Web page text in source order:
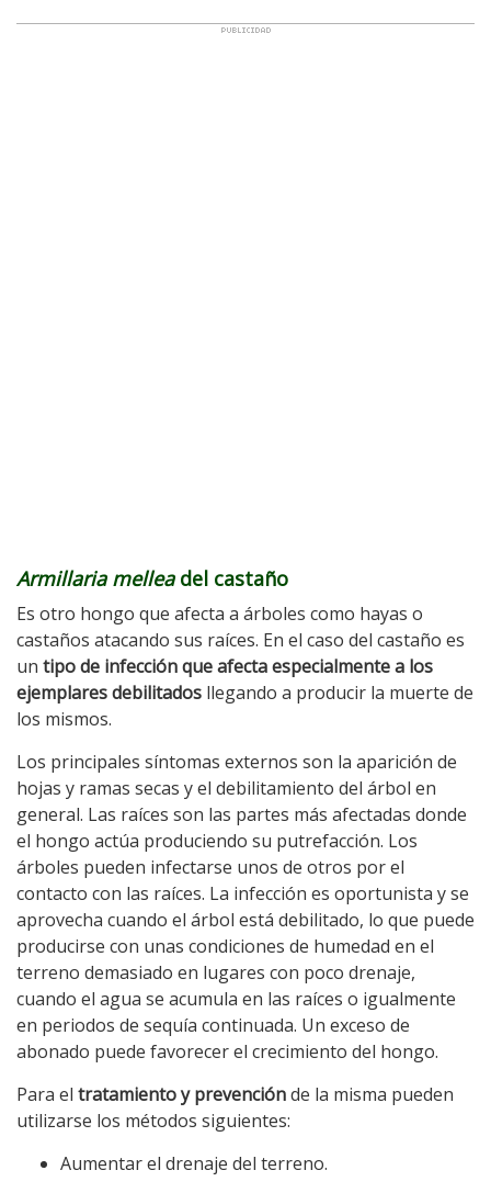
Armillaria melleadel castaño
Es otro hongo que afecta a árboles como hayas o
castaños atacando sus raíces. En el caso del castaño es
un tipo de infección que afecta especialmente a los
ejemplares debilitados llegando a producir la muerte de
los mismos.
Los principales síntomas externos son la aparición de
hojas y ramas secas y el debilitamiento del árbol en
general. Las raíces son las partes más afectadas donde
el hongo actúa produciendo su putrefacción. Los
árboles pueden infectarse unos de otros por el
contacto con las raíces. La infección es oportunista y se
aprovecha cuando el árbol está debilitado, lo que puede
producirse con unas condiciones de humedad en el
terreno demasiado en lugares con poco drenaje,
cuando el agua se acumula en las raíces o igualmente
en periodos de sequía continuada. Un exceso de
abonado puede favorecer el crecimiento del hongo.
Para el tratamiento y prevenciónde la misma pueden
utilizarse los métodos siguientes:
Aumentar el drenaje del terreno.